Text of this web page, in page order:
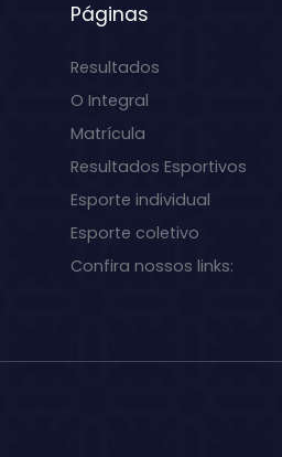
Páginas
Resultados
O Integral
Matrícula
Resultados Esportivos
Esporte individual
Esporte coletivo
Confira nossos links: